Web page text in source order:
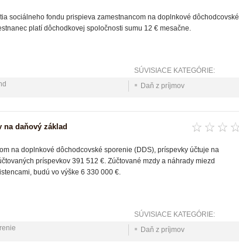
sociálneho fondu prispieva zamestnancom na doplnkové dôchodcovské
platí dôchodkovej spoločnosti sumu 12 € mesačne.
SÚVISIACE KATEGÓRIE:
Daň z príjmov
na daňový základ
na doplnkové dôchodcovské sporenie (DDS), príspevky účtuje na
príspevkov 391 512 €. Zúčtované mzdy a náhrady miezd
budú vo výške 6 330 000 €.
SÚVISIACE KATEGÓRIE:
Daň z príjmov